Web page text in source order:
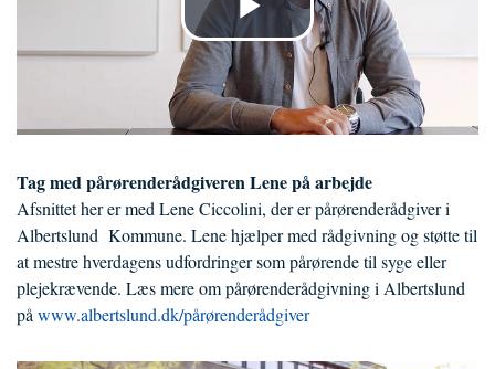
Tag med pårørenderådgiveren Lene på arbejde
Afsnittet her er med Lene Ciccolini, der er pårørenderådgiver i
Albertslund Kommune. Lene hjælper med rådgivning og støtte til
at mestre hverdagens udfordringer som pårørende til syge eller
plejekrævende. Læs mere om pårørenderådgivning i Albertslund
på www.albertslund.dk/pårørenderådgiver